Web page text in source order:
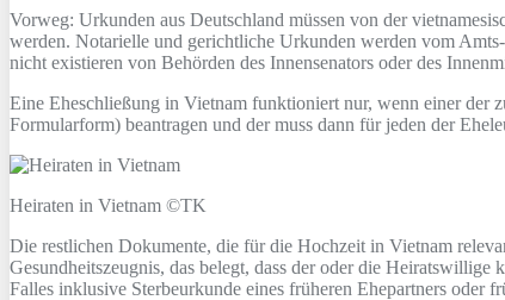
Vorweg: Urkunden aus Deutschland müssen von der
werden. Notarielle und gerichtliche Urkunden werden vom
nicht existieren von Behörden des Innensenators oder des
Eine Eheschließung in Vietnam funktioniert nur, wenn einer der
Formularform) beantragen und der muss dann für jeden der
Heiraten in Vietnam ©TK
Die restlichen Dokumente, die für die Hochzeit in Vietnam
Gesundheitszeugnis, das belegt, dass der oder die
Falles inklusive Sterbeurkunde eines früheren Ehepartners oder